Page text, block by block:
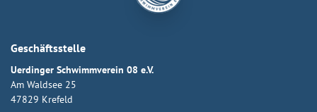
Geschäftsstelle
Uerdinger Schwimmverein 08 e.V.
Am Waldsee 25
47829 Krefeld